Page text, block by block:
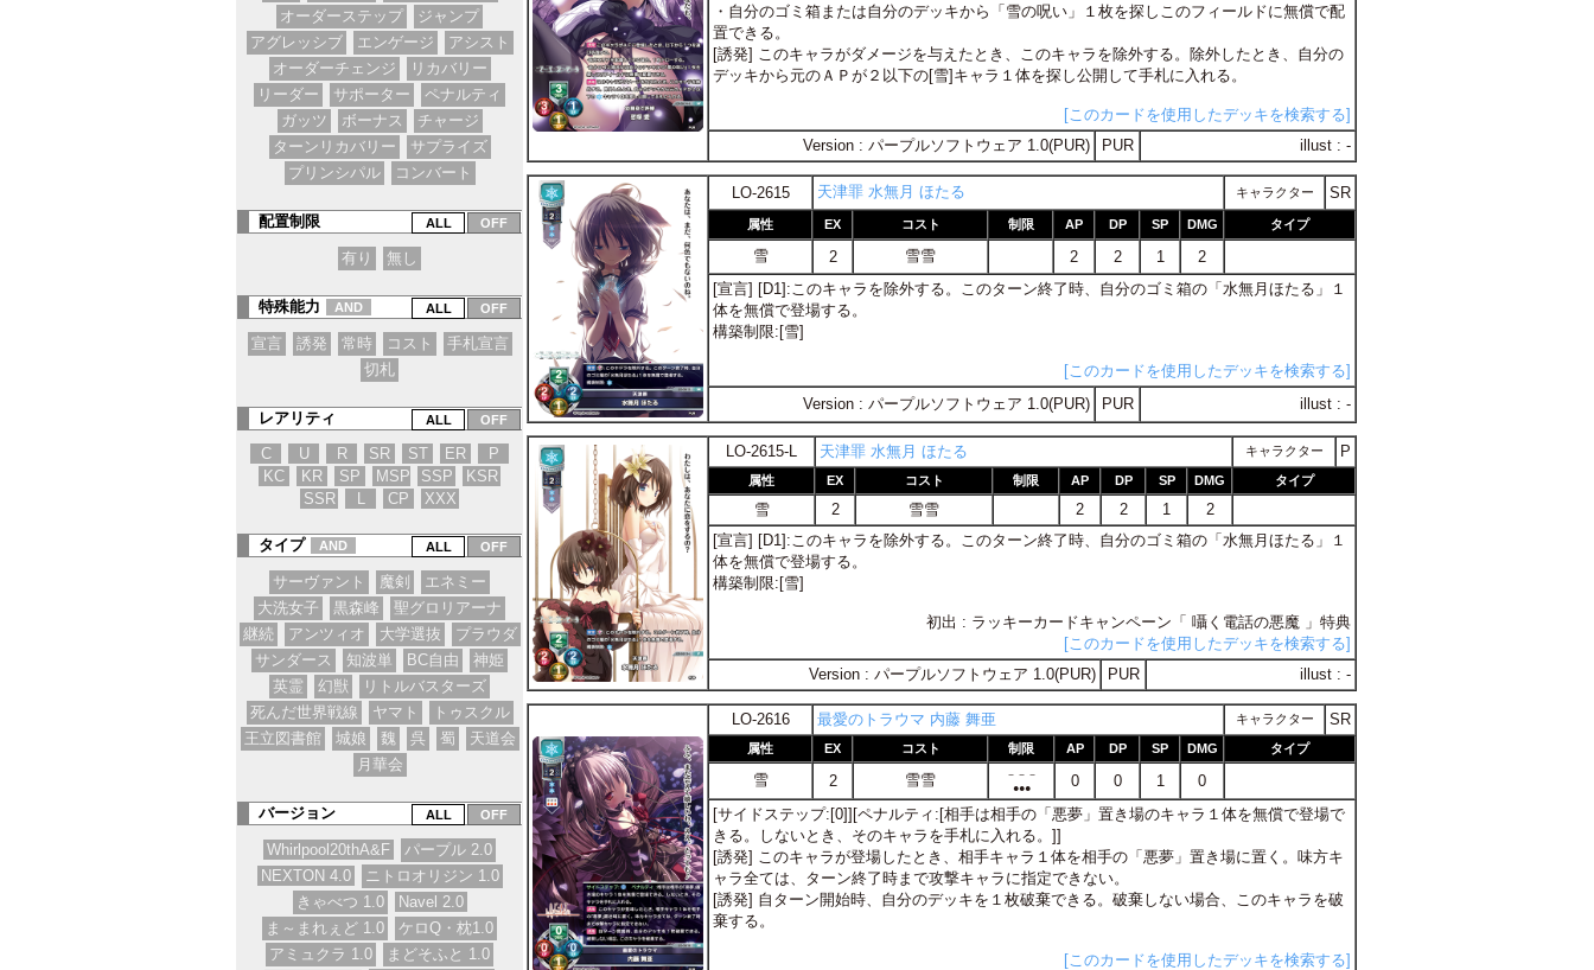
オーダーステップ
ジャンプ
アグレッシブ
エンゲージ
アシスト
オーダーチェンジ
リカバリー
リーダー
サポーター
ペナルティ
ガッツ
ボーナス
チャージ
ターンリカバリー
サプライズ
プリンシパル
コンバート
配置制限
有り 無し
特殊能力 AND
宣言 誘発 常時 コスト
手札宣言
切札
レアリティ
C
U R SR ST ER
P
KC
KR SP MSP SSP
KSR
SSR
L CP XXX
タイプ AND
サーヴァント 魔剣
エネミー
大洗女子
黒森峰
聖グロリアーナ
継続
アンツィオ 大学選抜
プラウダ
サンダース
知波単 BC自由
神姫
英霊
幻獣
リトルバスターズ
死んだ世界戦線
ヤマト
トゥスクル
王立図書館
城娘 魏 呉 蜀
天道会
月華会
バージョン
Whirlpool20thA&F
パープル 2.0
NEXTON 4.0
ニトロオリジン 1.0
きゃべつ 1.0
Navel 2.0
ま～まれぇど 1.0
ケロQ・枕1.0
アミュクラ 1.0
まどそふと 1.0
・自分のゴミ箱または自分のデッキから「雪の呪い」１枚を探しこのフィールドに無償で配
置できる。
[誘発] このキャラがダメージを与えたとき、このキャラを除外する。除外したとき、自分の
デッキから元のＡＰが２以下の[雪]キャラ１体を探し公開して手札に入れる。
[このカードを使用したデッキを検索する]
Version : パープルソフトウェア 1.0(PUR)
PUR illust : -
LO-2615 天津罪 水無月 ほたる キャラクター SR
属性 EX コスト 制限 AP DP SP DMG タイプ
雪 2 雪雪 2 2 1
2
[宣言] [D1]:このキャラを除外する。このターン終了時、自分のゴミ箱の「水無月ほたる」１
体を無償で登場する。
構築制限:[雪]
[このカードを使用したデッキを検索する]
Version : パープルソフトウェア 1.0(PUR)
PUR illust : -
LO-2615-L 天津罪 水無月 ほたる キャラクター P
属性 EX コスト 制限 AP DP SP DMG タイプ
雪 2 雪雪 2 2 1
2
[宣言] [D1]:このキャラを除外する。このターン終了時、自分のゴミ箱の「水無月ほたる」１
体を無償で登場する。
構築制限:[雪]
初出 : ラッキーカードキャンペーン「 囁く電話の悪魔 」特典
[このカードを使用したデッキを検索する]
Version : パープルソフトウェア 1.0(PUR)
PUR illust : -
LO-2616 最愛のトラウマ 内藤 舞亜 キャラクター SR
属性 EX コスト 制限 AP DP SP DMG タイプ
雪 2 雪雪
－－－
●●●
0 0 1
0
[サイドステップ:[0]][ペナルティ:[相手は相手の「悪夢」置き場のキャラ１体を無償で登場で
きる。しないとき、そのキャラを手札に入れる。]]
[誘発] このキャラが登場したとき、相手キャラ１体を相手の「悪夢」置き場に置く。味方キ
ャラ全ては、ターン終了時まで攻撃キャラに指定できない。
[誘発] 自ターン開始時、自分のデッキを１枚破棄できる。破棄しない場合、このキャラを破
棄する。
[このカードを使用したデッキを検索する]